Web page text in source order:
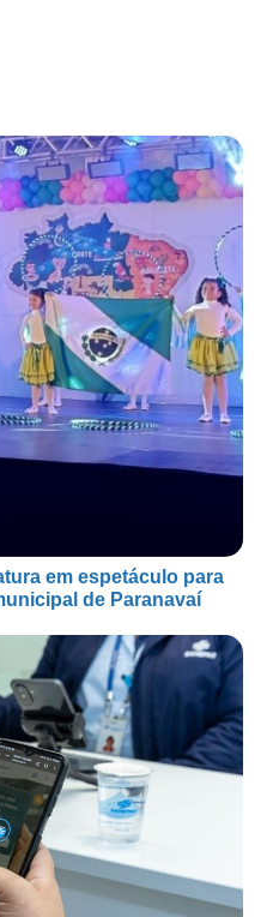
em espetáculo para
de Paranavaí